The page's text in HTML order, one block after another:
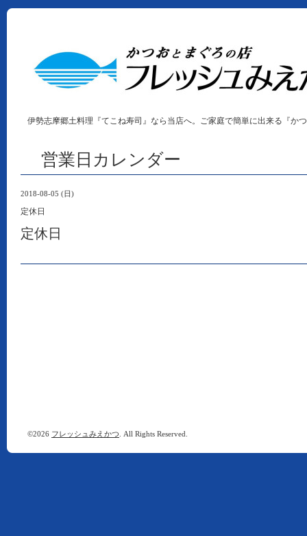
伊勢志摩郷土料理『てこね寿司』なら当店へ。ご家庭で簡単に出来る『か
営業日カレンダー
2018-08-05 (日)
定休日
定休日
©2026 フレッシュみえかつ . All Rights Reserved.